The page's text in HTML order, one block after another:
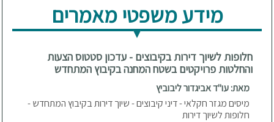
מידע משפטי מאמרים
חלופות לשיוך דירות בקיבוצים - עדכון סטטוס הצעות
והחלטות פרויקטים בשטח המחנה בקיבוץ המתחדש
מאת: עו"ד אביגדור ליבוביץ
מיסים מגזר חקלאי - דיני קיבוצים - שיוך דירות בקיבוץ המתחדש -
חלופות לשיוך דירות